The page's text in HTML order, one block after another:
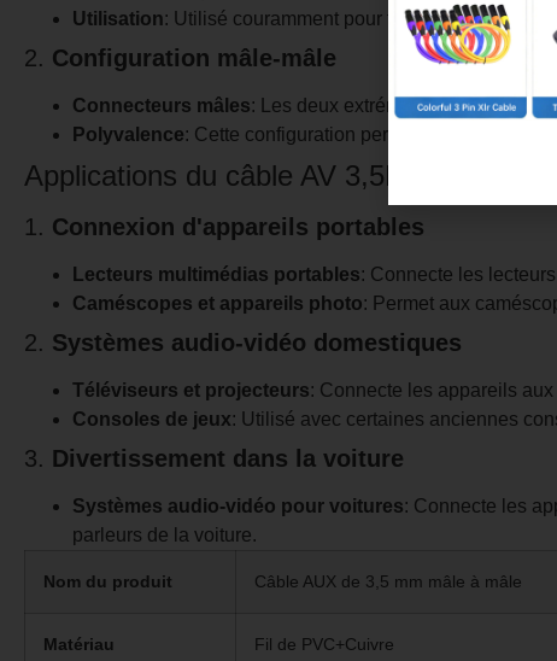
Utilisation: Utilisé couramment pour transmettre des
2. Configuration mâle-mâle
Connecteurs mâles: Les deux extrémités du câble
Polyvalence: Cette configuration permet une large
Applications du câble AV 3,5MM
1. Connexion d'appareils portables
Lecteurs multimédias portables: Connecte les
Caméscopes et appareils photo: Permet aux
2. Systèmes audio-vidéo domestiques
Téléviseurs et projecteurs: Connecte les appareils
Consoles de jeux: Utilisé avec certaines anciennes
3. Divertissement dans la voiture
Systèmes audio-vidéo pour voitures: Connecte les
parleurs de la voiture.
Nom du produit Câble AUX de 3,5 mm mâle à mâle
Matériau Fil de PVC+Cuivre